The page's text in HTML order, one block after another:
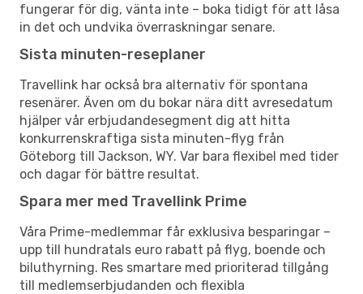
fungerar för dig, vänta inte – boka tidigt för att låsa
in det och undvika överraskningar senare.
Sista minuten-reseplaner
Travellink har också bra alternativ för spontana
resenärer. Även om du bokar nära ditt avresedatum
hjälper vår erbjudandesegment dig att hitta
konkurrenskraftiga sista minuten-flyg från
Göteborg till Jackson, WY. Var bara flexibel med tider
och dagar för bättre resultat.
Spara mer med Travellink Prime
Våra Prime-medlemmar får exklusiva besparingar –
upp till hundratals euro rabatt på flyg, boende och
biluthyrning. Res smartare med prioriterad tillgång
till medlemserbjudanden och flexibla